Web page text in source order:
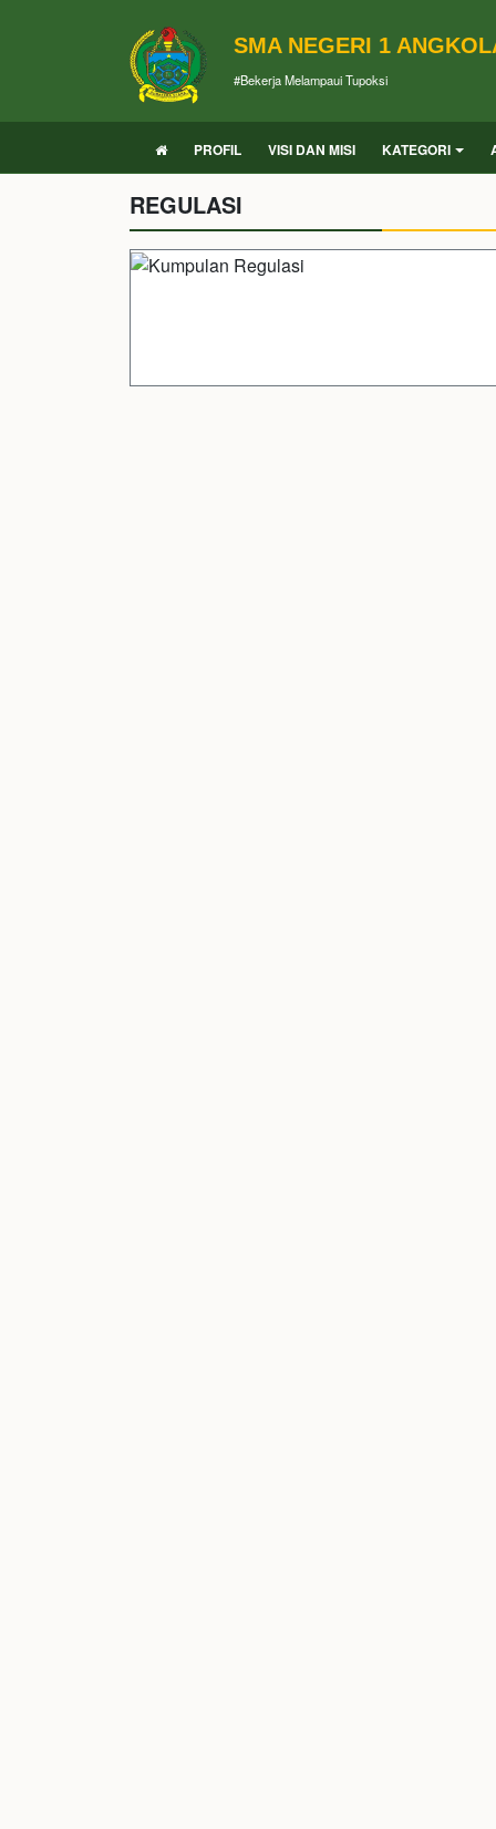
SMA NEGERI 1
#Bekerja Melampaui Tupoksi
PROFIL VISI DAN MISI KATEGORI
REGULASI